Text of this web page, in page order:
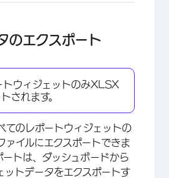
のエクスポート
トウィジェットのみXLSX
されます。
てのレポートウィジェットの
イルにエクスポートできま
ートは、ダッシュボードから
ットデータをエクスポートす